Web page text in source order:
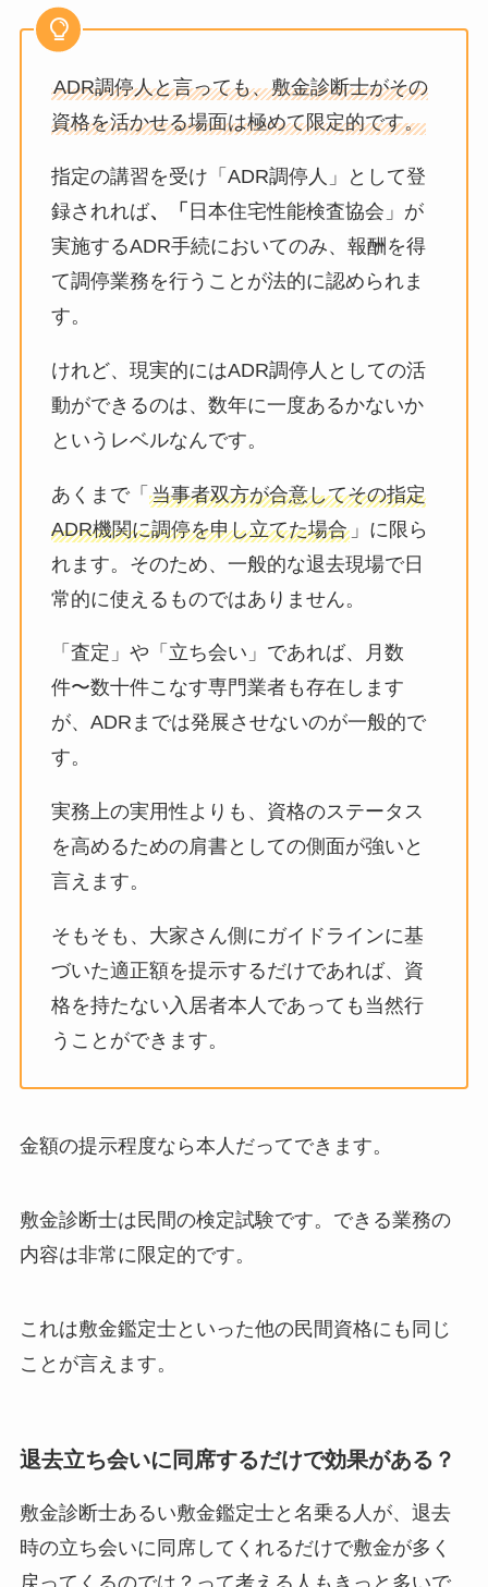
ADR調停人と言っても、敷金診断士がその
資格を活かせる場面は極めて限定的です。
指定の講習を受け「ADR調停人」として登
録されれば、「 日本住宅性能検査協会」が
実施するADR手続においてのみ、報酬を得
て調停業務を行うことが法的に認められま
す。
けれど、現実的にはADR調停人としての活
動ができるのは、数年に一度あるかないか
というレベルなんです。
あくまで「 当事者双方が合意してその指定
ADR機関に調停を申し立てた場合」に限ら
れます。そのため、一般的な退去現場で日
常的に使えるものではありません。
「査定」や「立ち会い」であれば、月数
件〜数十件こなす専門業者も存在します
が、ADRまでは発展させないのが一般的で
す。
実務上の実用性よりも、資格のステータス
を高めるための肩書としての側面が強いと
言えます。
そもそも、大家さん側にガイドラインに基
づいた適正額を提示するだけであれば、資
格を持たない入居者本人であっても当然行
うことができます。
金額の提示程度なら本人だってできます。
敷金診断士は民間の検定試験です。できる業務の
内容は非常に限定的です。
これは敷金鑑定士といった他の民間資格にも同じ
ことが言えます。
退去立ち会いに同席するだけで効果がある？
敷金診断士あるい敷金鑑定士と名乗る人が、退去
時の立ち会いに同席してくれるだけで敷金が多く